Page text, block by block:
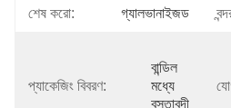
শেষ করো: গ্যালভানাইজড
প্যাকেজিং বিবরণ:
বান্ডিল
মধ্যে
বস্তাবন্দী